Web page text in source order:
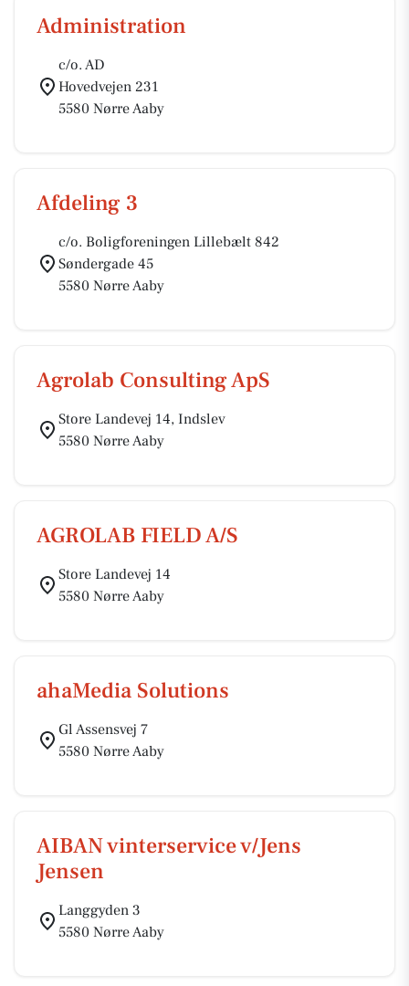
Administration
c/o. AD
Hovedvejen 231
5580 Nørre Aaby
Afdeling 3
c/o. Boligforeningen Lillebælt 842
Søndergade 45
5580 Nørre Aaby
Agrolab Consulting ApS
Store Landevej 14, Indslev
5580 Nørre Aaby
AGROLAB FIELD A/S
Store Landevej 14
5580 Nørre Aaby
ahaMedia Solutions
Gl Assensvej 7
5580 Nørre Aaby
AIBAN vinterservice v/Jens
Jensen
Langgyden 3
5580 Nørre Aaby